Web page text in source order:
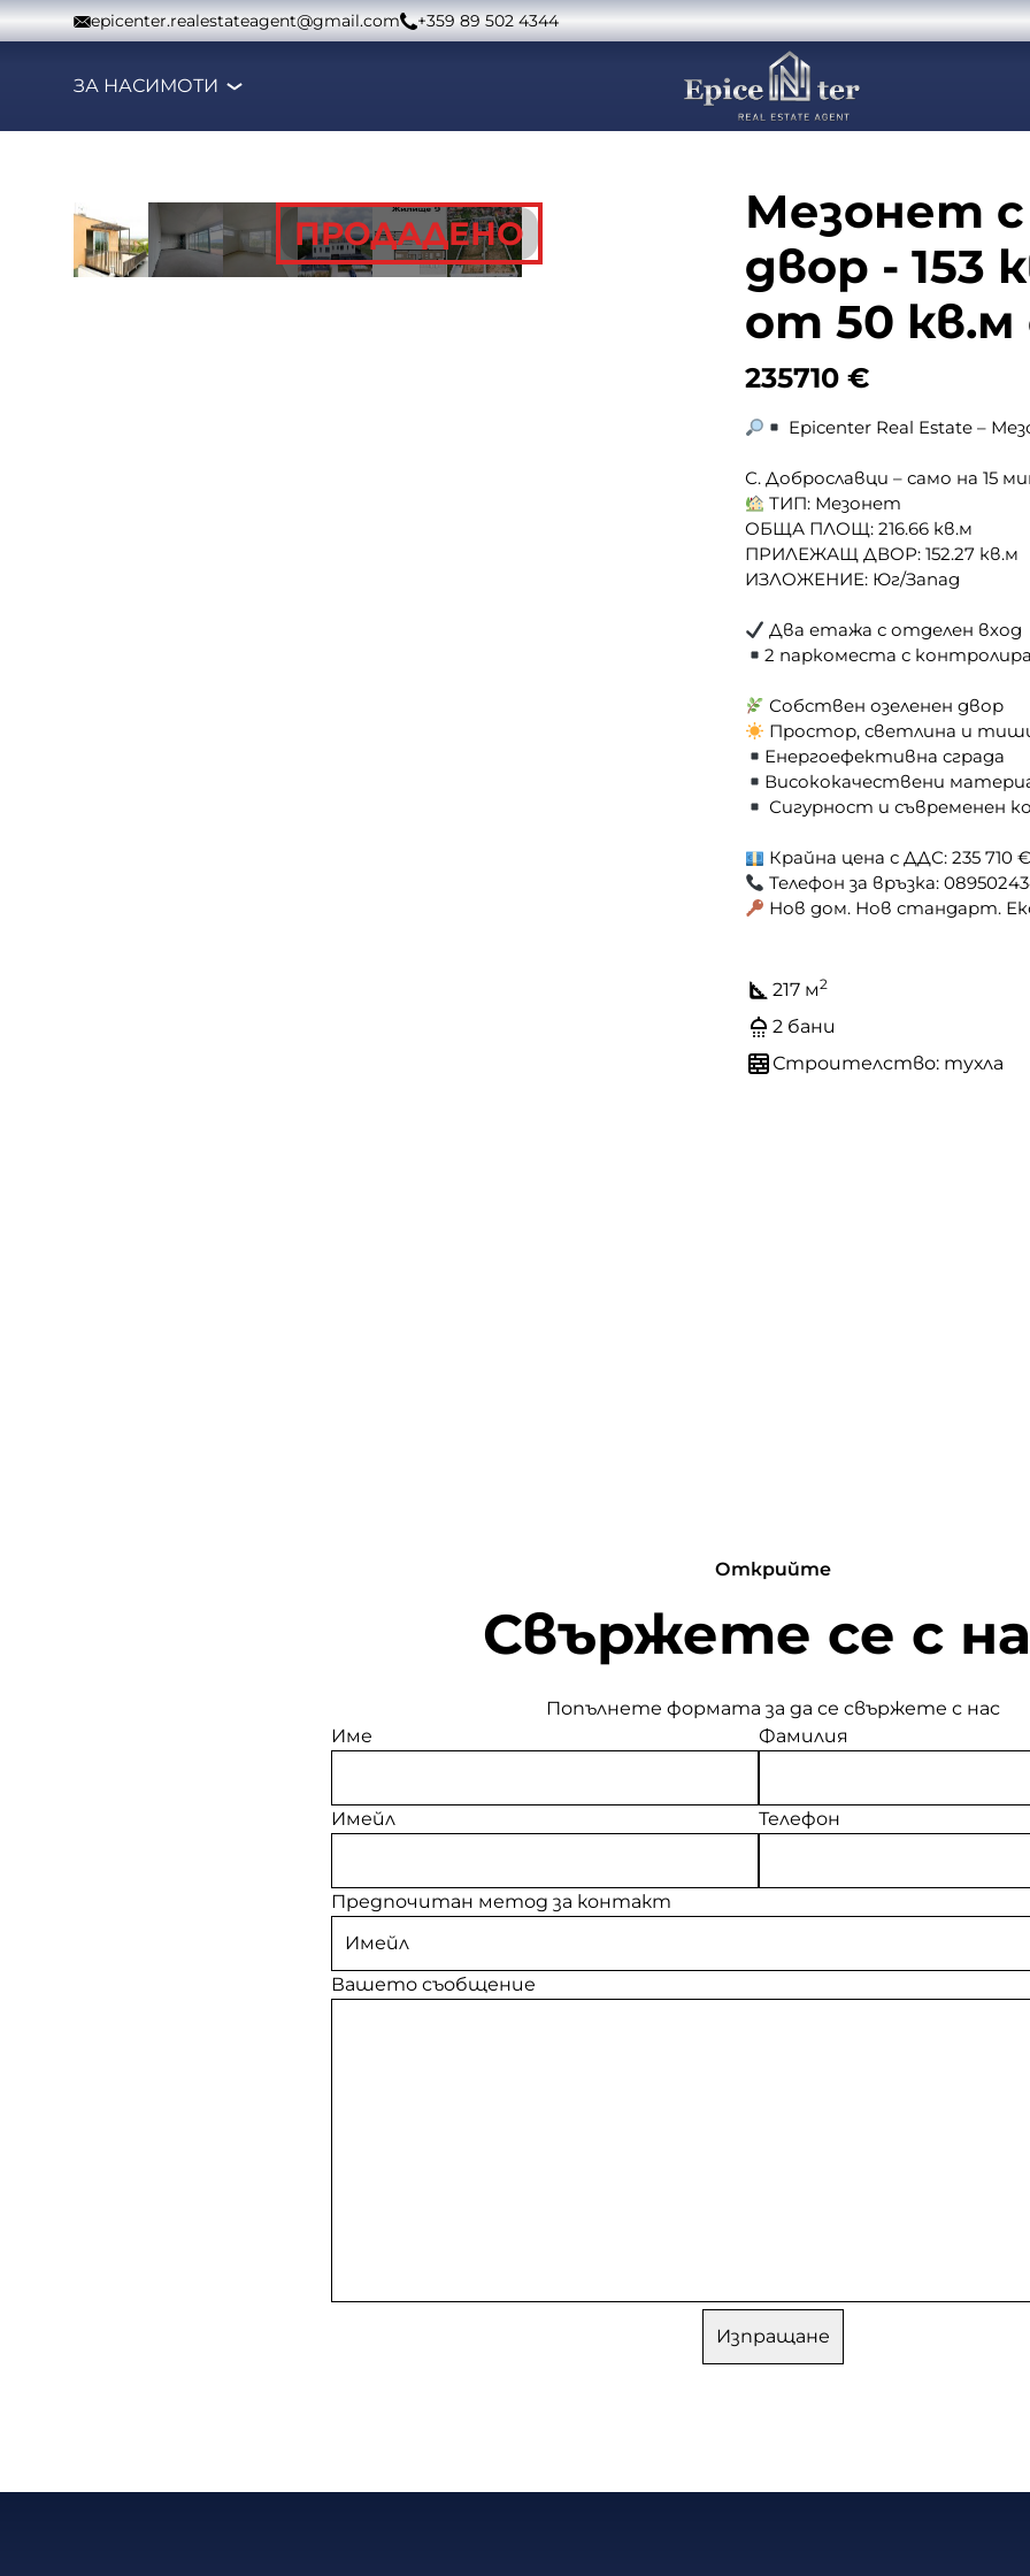
Към съдържанието
epicenter.realestateagent@gmail.com +359 89 502 4344
ЗА НАСИМОТИ
ПРОДАДЕНО
Мезонет
двор - 153
от 50 кв.м
235710 €
Epicenter Real Estate –
С. Доброславци – само на 15
ТИП: Мезонет
ОБЩА ПЛОЩ: 216.66 кв.м
ПРИЛЕЖАЩ ДВОР: 152.27 кв.м
ИЗЛОЖЕНИЕ: Юг/Запад
Два етажа с отделен вход
2 паркоместа с
Собствен озеленен двор
Простор, светлина и
Енергоефективна сграда
Висококачествени
Сигурност и съвременен
Крайна цена с ДДС: 235 710 €
Телефон за връзка:
Нов дом. Нов стандарт.
217 м2
2 бани
Строителство: тухла
Открийте
Свържете се с
Попълнете формата за да се свържете с нас
Име
Фамилия
Имейл Телефон
Предпочитан метод за контакт
Вашето съобщение